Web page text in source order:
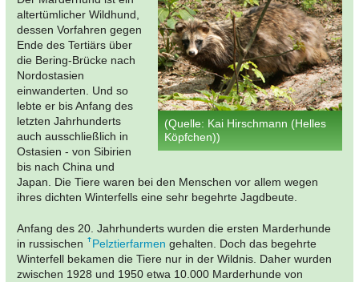
(Quelle: Kai Hirschmann (Helles
Köpfchen))
altertümlicher Wildhund,
dessen Vorfahren gegen
Ende des Tertiärs über
die Bering-Brücke nach
Nordostasien
einwanderten. Und so
lebte er bis Anfang des
letzten Jahrhunderts
auch ausschließlich in
Ostasien - von Sibirien
bis nach China und
Japan. Die Tiere waren bei den Menschen vor allem wegen
ihres dichten Winterfells eine sehr begehrte Jagdbeute.
Anfang des 20. Jahrhunderts wurden die ersten Marderhunde
in russischen
Pelztierfarmen gehalten. Doch das begehrte
Winterfell bekamen die Tiere nur in der Wildnis. Daher wurden
zwischen 1928 und 1950 etwa 10.000 Marderhunde von